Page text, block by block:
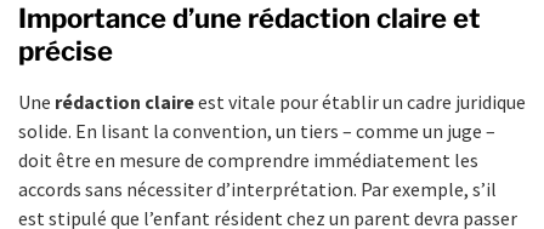
Importance d’une rédaction claire et
précise
Une rédaction claireest vitale pour établir un cadre juridique
solide. En lisant la convention, un tiers – comme un juge –
doit être en mesure de comprendre immédiatement les
accords sans nécessiter d’interprétation. Par exemple, s’il
est stipulé que l’enfant résident chez un parent devra passer